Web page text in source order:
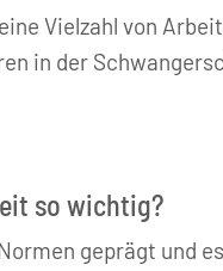
Vielzahl von
in der
so wichtig?
geprägt und